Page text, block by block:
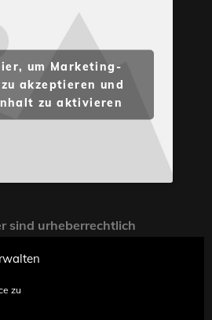
zu
um Marketing-
akzeptieren und
zu aktivieren
sind urheberrechtlich
PROG.